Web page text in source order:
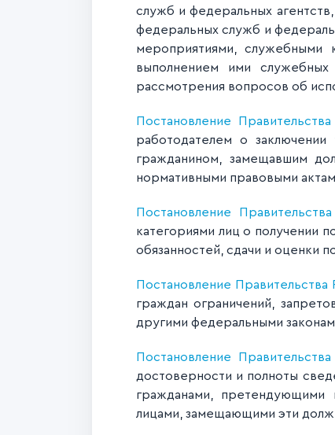
служб и федеральных
федеральных служб и
мероприятиями, служебными
выполнением ими служебных
рассмотрения вопросов об
Постановление
работодателем о
гражданином, замещавшим
нормативными правовыми
Постановление
категориями лиц о получении
обязанностей, сдачи и оценки
Постановление
граждан ограничений,
другими федеральными
Постановление
достоверности и полноты
гражданами, претендующими
лицами, замещающими эти